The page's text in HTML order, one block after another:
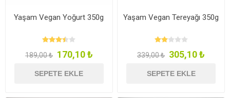
Yaşam Vegan Yoğurt 350g
189,00 ₺ 170,10 ₺
SEPETE EKLE
Yaşam Vegan Tereyağı 350g
339,00 ₺ 305,10 ₺
SEPETE EKLE